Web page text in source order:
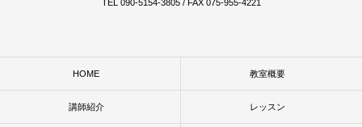
TEL 090-5154-3805 / FAX 075-955-4221
HOME 教室概要
講師紹介 レッスン